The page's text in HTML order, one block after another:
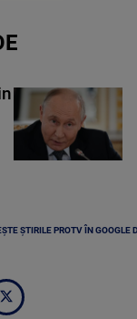
ȘTIRILE PROTV ÎN GOOGLE